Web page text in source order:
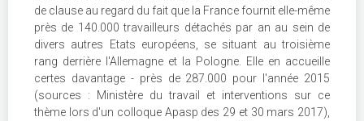
de clause au regard du fait que la France fournit elle-même
près de 140.000 travailleurs détachés par an au sein de
divers autres Etats européens, se situant au troisième
rang derrière l'Allemagne et la Pologne. Elle en accueille
certes davantage - près de 287.000 pour l'année 2015
(sources : Ministère du travail et interventions sur ce
thème lors d'un colloque Apasp des 29 et 30 mars 2017),